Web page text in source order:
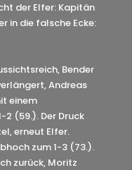
der Elfer: Kapitän
in die falsche Ecke:
Bender
Andreas
einem
(59.). Der Druck
erneut Elfer.
zum 1-3 (73.).
zurück, Moritz